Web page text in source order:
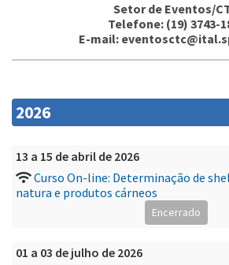
Setor de Eventos/
Telefone: (19) 3743-
E-mail:
2026
13 a 15 de abril de 2026
Curso On-line: Determinação de
natura e produtos cárneos
Encerrado
01 a 03 de julho de 2026